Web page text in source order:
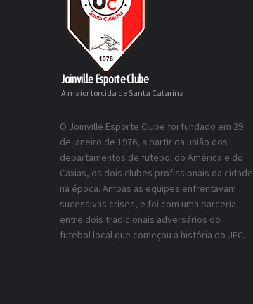
Joinville Esporte Clube
A maior torcida de Santa Catarina
O Joinville Esporte Clube foi fundado em 29
de janeiro de 1976, a partir da união dos
departamentos de futebol do América e do
Caxias, os dois clubes profissionais da cidade
na época. Ambas as equipes enfrentavam
sucessivas crises, e foi com uma parceria
entre dois tradicionais adversários do
futebol local que começou a história do JEC.